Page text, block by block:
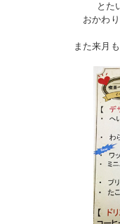
とた
おかわ
また来月